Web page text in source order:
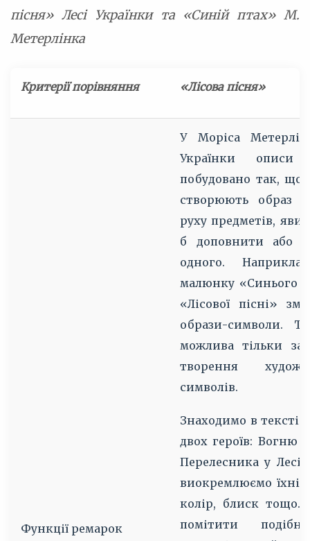
пісня» Лесі Українки та «Синій птах» М.
Метерлінка
Критерії порівняння «Лісова пісня»
Функції ремарок
У Моріса
Українки описи
побудовано так, що
створюють образ
руху предметів,
б доповнити або
одного.
малюнку «Синього
«Лісової пісні»
образи-символи.
можлива тільки за
творення
символів.
Знаходимо в тексті
двох героїв: Вогню
Перелесника у
виокремлюємо їхні
колір, блиск тощо.
помітити